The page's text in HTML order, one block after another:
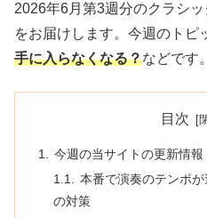
2026年6月第3週分のクラシ
をお届けします。今週のトピ
手に入らなくなる？などです。
目次
今週の当サイトの更新情報
本番で演奏のテンポ
の対策